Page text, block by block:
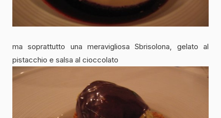
ma soprattutto una meravigliosa Sbrisolona, gelato al
pistacchio e salsa al cioccolato